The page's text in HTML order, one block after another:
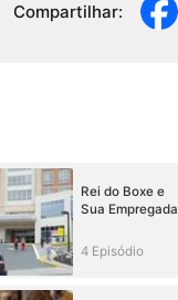
Compartilhar:
Rei do Boxe e
Sua Empregada
4 Episódio